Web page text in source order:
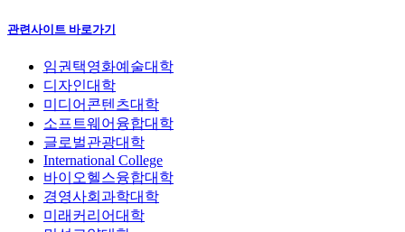
관련사이트 바로가기
임권택영화예술대학
디자인대학
미디어콘텐츠대학
소프트웨어융합대학
글로벌관광대학
International College
바이오헬스융합대학
경영사회과학대학
미래커리어대학